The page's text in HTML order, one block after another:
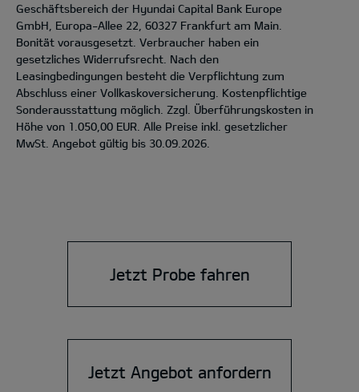
Geschäftsbereich der Hyundai Capital Bank Europe
GmbH, Europa-Allee 22, 60327 Frankfurt am Main.
Bonität vorausgesetzt. Verbraucher haben ein
gesetzliches Widerrufsrecht. Nach den
Leasingbedingungen besteht die Verpflichtung zum
Abschluss einer Vollkaskoversicherung. Kostenpflichtige
Sonderausstattung möglich. Zzgl. Überführungskosten in
Höhe von 1.050,00 EUR. Alle Preise inkl. gesetzlicher
MwSt. Angebot gültig bis 30.09.2026.
Jetzt Probe fahren
Jetzt Angebot anfordern